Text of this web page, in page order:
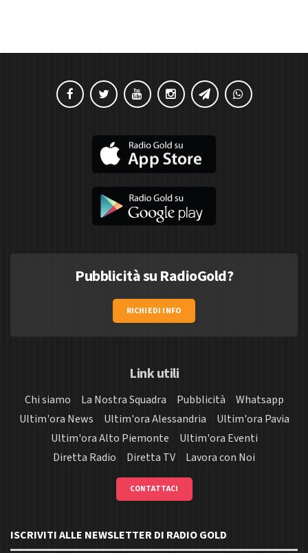
Pubblicità su RadioGold?
RICHIEDI INFO
Link utili
Chi siamo La Nostra Squadra Pubblicità
Whatsapp
Ultim'ora News
Ultim'ora Alessandria
Ultim'ora Pavia
Ultim'ora Alto Piemonte
Ultim'ora Eventi
Diretta Radio
Diretta TV Lavora con Noi
CONTATTACI
ISCRIVITI ALLE NEWSLETTER DI RADIO GOLD